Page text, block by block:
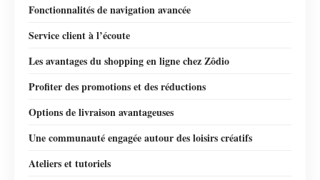
Fonctionnalités de navigation avancée
Service client à l’écoute
Les avantages du shopping en ligne chez Zôdio
Profiter des promotions et des réductions
Options de livraison avantageuses
Une communauté engagée autour des loisirs créatifs
Ateliers et tutoriels